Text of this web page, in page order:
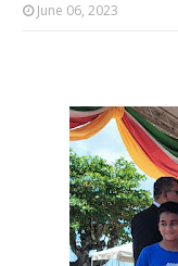
June 06, 2023